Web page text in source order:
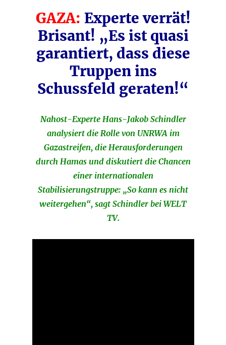
GAZA: Experte verrät!
Brisant! „Es ist quasi
garantiert, dass diese
Truppen ins
Schussfeld geraten!“
Nahost-Experte Hans-Jakob Schindler
analysiert die Rolle von UNRWA im
Gazastreifen, die Herausforderungen
durch Hamas und diskutiert die Chancen
einer internationalen
Stabilisierungstruppe: „So kann es nicht
weitergehen“, sagt Schindler bei WELT
TV.